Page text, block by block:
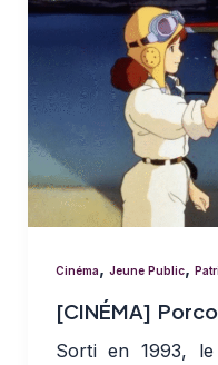
Cinéma, Jeune Public,
[CINÉMA]
Sorti en 1993,